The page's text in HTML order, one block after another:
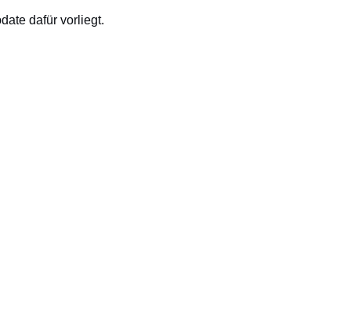
dafür vorliegt.